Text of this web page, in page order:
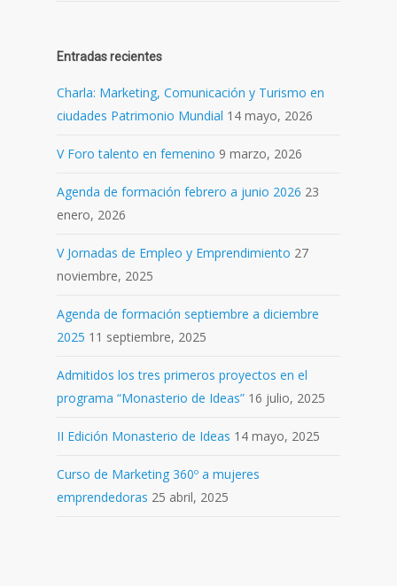
Entradas recientes
Charla: Marketing, Comunicación y Turismo en
ciudades Patrimonio Mundial 14 mayo, 2026
V Foro talento en femenino 9 marzo, 2026
Agenda de formación febrero a junio 2026 23
enero, 2026
V Jornadas de Empleo y Emprendimiento 27
noviembre, 2025
Agenda de formación septiembre a diciembre
2025 11 septiembre, 2025
Admitidos los tres primeros proyectos en el
programa “Monasterio de Ideas” 16 julio, 2025
II Edición Monasterio de Ideas 14 mayo, 2025
Curso de Marketing 360º a mujeres
emprendedoras 25 abril, 2025